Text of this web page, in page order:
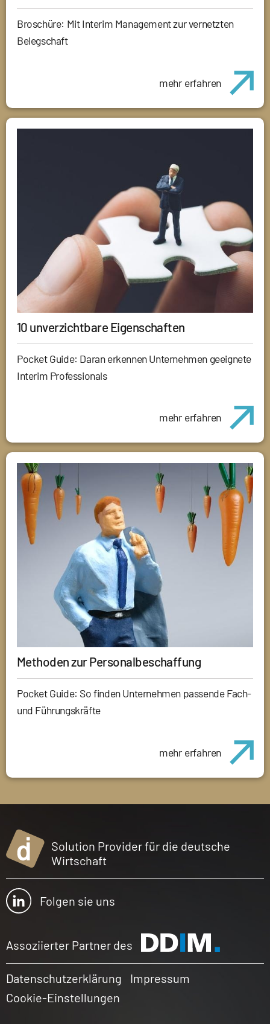
Broschüre: Mit Interim Management zur vernetzten
Belegschaft
mehr erfahren
10 unverzichtbare Eigenschaften
Pocket Guide: Daran erkennen Unternehmen geeignete
Interim Professionals
mehr erfahren
Methoden zur Personalbeschaffung
Pocket Guide: So finden Unternehmen passende Fach-
und Führungskräfte
mehr erfahren
Solution Provider für die deutsche
Wirtschaft
Folgen sie uns
Assoziierter Partner des
Datenschutzerklärung
Impressum
Cookie-Einstellungen